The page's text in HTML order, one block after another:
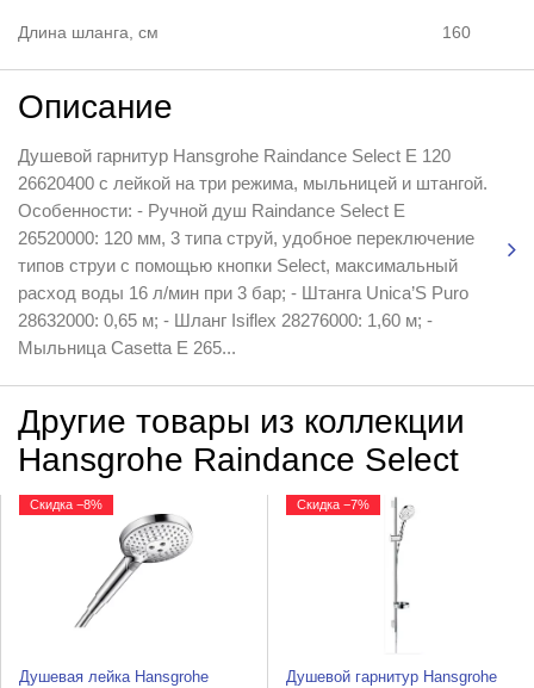
Длина шланга, см 160
Описание
Душевой гарнитур Hansgrohe Raindance Select E 120
26620400 с лейкой на три режима, мыльницей и штангой.
Особенности: - Ручной душ Raindance Select E
26520000: 120 мм, 3 типа струй, удобное переключение
типов струи с помощью кнопки Select, максимальный
расход воды 16 л/мин при 3 бар; - Штанга Unica’S Puro
28632000: 0,65 м; - Шланг Isiflex 28276000: 1,60 м; -
Мыльница Casetta E 265...
Другие товары из коллекции
Hansgrohe Raindance Select
Скидка −8%
Душевая лейка Hansgrohe
Скидка −7%
Душевой гарнитур Hansgrohe